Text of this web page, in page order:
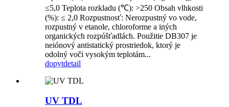
≤5,0 Teplota rozkladu (℃): >250 Obsah vlhkosti
(%): ≤ 2,0 Rozpustnosť: Nerozpustný vo vode,
rozpustný v etanole, chloroforme a iných
organických rozpúšťadlách. Použitie DB307 je
neiónový antistatický prostriedok, ktorý je
odolný voči vysokým teplotám...
dopytdetail
UV TDL